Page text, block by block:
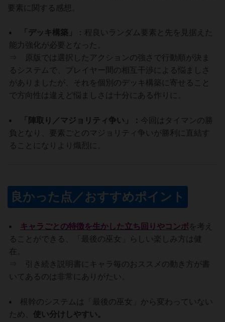
要素に関する感想。
「デッキ構築」
：程良いランダム要素と先を見据えた
能力強化が必要となった。
⇒ 原版では選択したアクションの強さで行動順が決ま
るシステムで、プレイヤー間の相互干渉による悩ましさ
がありましたが、それを個別のデッキ構築に寄せること
で方向性は違えど悩ましさは十分にある作りに。
「陣取り／マジョリティ争い」： 今回はタイマンの勝
負となり、要素ごとのマジョリティ争いが勝利に直結す
ることになりより熾烈に。
良かった点／おすすめポイント
キャラごとの特徴を生かした立ち回りやコンボ を考え
ることができる、「最後の巫女」らしい楽しみ方は健
在。
⇒ 引き続き説明書にキャラ毎のおススメの動き方が書
いてあるのは非常にありがたい。
根幹のシステムは「最後の巫女」から変わっていない
ため、 使い分けしやすい。